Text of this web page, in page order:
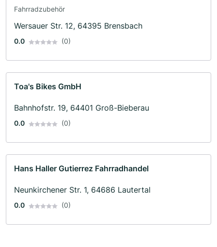
Fahrradzubehör
Wersauer Str. 12, 64395 Brensbach
0.0 (0)
Toa's Bikes GmbH
Bahnhofstr. 19, 64401 Groß-Bieberau
0.0 (0)
Hans Haller Gutierrez Fahrradhandel
Neunkirchener Str. 1, 64686 Lautertal
0.0 (0)